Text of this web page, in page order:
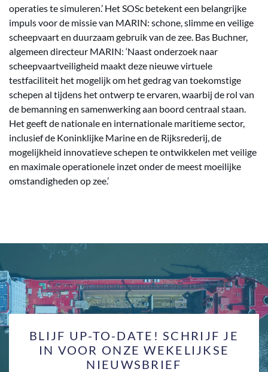
operaties te simuleren.’ Het SOSc betekent een belangrijke
impuls voor de missie van MARIN: schone, slimme en veilige
scheepvaart en duurzaam gebruik van de zee. Bas Buchner,
algemeen directeur MARIN: ‘Naast onderzoek naar
scheepvaartveiligheid maakt deze nieuwe virtuele
testfaciliteit het mogelijk om het gedrag van toekomstige
schepen al tijdens het ontwerp te ervaren, waarbij de rol van
de bemanning en samenwerking aan boord centraal staan.
Het geeft de nationale en internationale maritieme sector,
inclusief de Koninklijke Marine en de Rijksrederij, de
mogelijkheid innovatieve schepen te ontwikkelen met veilige
en maximale operationele inzet onder de meest moeilijke
omstandigheden op zee.’
BLIJF UP-TO-DATE! SCHRIJF JE
IN VOOR ONZE WEKELIJKSE
NIEUWSBRIEF